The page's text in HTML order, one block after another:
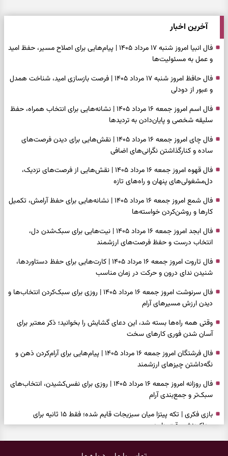
آخرین اخبار
فال انبیا امروز شنبه ۱۷ مرداد ۱۴۰۵ | پیام‌هایی برای اصلاح مسیر، حفظ امید
و عمل به مسئولیت‌ها
فال حافظ امروز شنبه ۱۷ مرداد ۱۴۰۵ | فرصت بازسازی امید، شناخت همدل
و عبور از دودلی
فال اسم امروز جمعه ۱۶ مرداد ۱۴۰۵ | نشانه‌هایی برای انتخاب همراه، حفظ
سلیقه شخصی و پایان‌دادن به تردیدها
فال چای امروز جمعه ۱۶ مرداد ۱۴۰۵ | نقش‌هایی برای دیدن فرصت‌های
ساده و کنارگذاشتن نگرانی‌های اضافی
فال قهوه امروز جمعه ۱۶ مرداد ۱۴۰۵ | نقش‌هایی از فرصت‌های نزدیک،
دل‌مشغولی‌های پنهان و راه‌های تازه
فال شمع امروز جمعه ۱۶ مرداد ۱۴۰۵ | نشانه‌هایی برای حفظ آرامش، تکمیل
کارها و روشن‌کردن خواسته‌ها
فال ابجد امروز جمعه ۱۶ مرداد ۱۴۰۵ | نیت‌هایی برای سبک‌شدن دل،
انتخاب درست و حفظ فرصت‌های ارزشمند
فال تاروت امروز جمعه ۱۶ مرداد ۱۴۰۵ | کارت‌هایی برای حفظ دستاوردها،
شنیدن ندای درون و حرکت در زمان مناسب
فال سرنوشت امروز جمعه ۱۶ مرداد ۱۴۰۵ | روزی برای سبک‌کردن انتخاب‌ها و
دیدن ارزش مسیرهای آرام
وقتی همه راه‌ها بسته شد، این دعای گشایش را بخوانید؛ ذکر معتبر برای
آسان شدن فوری کارهای سخت
فال فرشتگان امروز جمعه ۱۶ مرداد ۱۴۰۵ | پیام‌هایی برای آرام‌کردن ذهن و
نگه‌داشتن چیزهای ارزشمند
فال روزانه امروز جمعه ۱۶ مرداد ۱۴۰۵ | روزی برای نفس‌کشیدن، انتخاب‌های
سبک‌تر و جمع‌بندی آرام
بازی فکری | تکه پیتزا میان سبزیجات قایم شده؛ فقط ۱۵ ثانیه برای
پیداکردنش وقت دارید